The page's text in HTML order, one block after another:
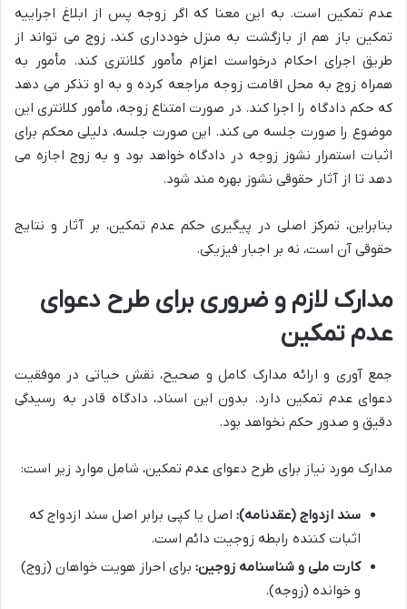
عدم تمکین است. به این معنا که اگر زوجه پس از ابلاغ اجراییه
تمکین باز هم از بازگشت به منزل خودداری کند، زوج می تواند از
طریق اجرای احکام درخواست اعزام مأمور کلانتری کند. مأمور به
همراه زوج به محل اقامت زوجه مراجعه کرده و به او تذکر می دهد
که حکم دادگاه را اجرا کند. در صورت امتناع زوجه، مأمور کلانتری این
موضوع را صورت جلسه می کند. این صورت جلسه، دلیلی محکم برای
اثبات استمرار نشوز زوجه در دادگاه خواهد بود و به زوج اجازه می
دهد تا از آثار حقوقی نشوز بهره مند شود.
بنابراین، تمرکز اصلی در پیگیری حکم عدم تمکین، بر آثار و نتایج
حقوقی آن است، نه بر اجبار فیزیکی.
مدارک لازم و ضروری برای طرح دعوای
عدم تمکین
جمع آوری و ارائه مدارک کامل و صحیح، نقش حیاتی در موفقیت
دعوای عدم تمکین دارد. بدون این اسناد، دادگاه قادر به رسیدگی
دقیق و صدور حکم نخواهد بود.
مدارک مورد نیاز برای طرح دعوای عدم تمکین، شامل موارد زیر است:
سند ازدواج (عقدنامه): اصل یا کپی برابر اصل سند ازدواج که
اثبات کننده رابطه زوجیت دائم است.
کارت ملی و شناسنامه زوجین: برای احراز هویت خواهان (زوج)
و خوانده (زوجه).